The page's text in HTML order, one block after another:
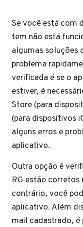
Se você está com
tem não está
algumas soluções
problema
verificada é se o
estiver, é
Store (para
(para dispositivos
alguns erros e
aplicativo.
Outra opção é
RG estão corretos
contrário, você
aplicativo. Além
mail cadastrado, é